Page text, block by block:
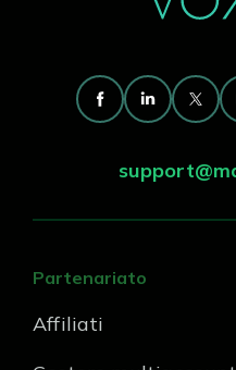
Partenariato
Affiliati